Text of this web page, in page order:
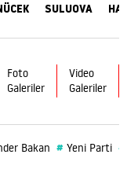
SULUOVA
Foto
Galeriler
Video
Galeriler
Bakan # Yeni Parti #